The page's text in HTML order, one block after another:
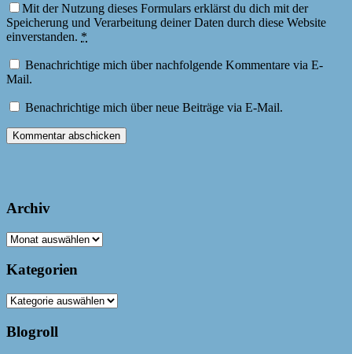
Mit der Nutzung dieses Formulars erklärst du dich mit der
Speicherung und Verarbeitung deiner Daten durch diese Website
einverstanden. *
Benachrichtige mich über nachfolgende Kommentare via E-
Mail.
Benachrichtige mich über neue Beiträge via E-Mail.
Archiv
Archiv
Kategorien
Kategorien
Blogroll